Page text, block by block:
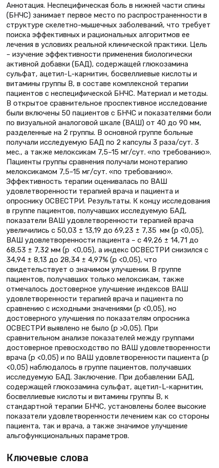
Аннотация. Неспецифическая боль в нижней части спины
(БНЧС) занимает первое место по распространенности в
структуре скелетно-мышечных заболеваний, что требует
поиска эффективных и рациональных алгоритмов ее
лечения в условиях реальной клинической практики. Цель
– изучение эффективности применения биологически
активной добавки (БАД), содержащей глюкозамина
сульфат, ацетил-L-карнитин, босвеллиевые кислоты и
витамины группы B, в составе комплексной терапии
пациентов с неспецифической БНЧС. Материал и методы.
В открытое сравнительное проспективное исследование
были включены 50 пациентов с БНЧС и показателями боли
по визуальной аналоговой шкале (ВАШ) от 40 до 90 мм,
разделенные на 2 группы. В основной группе больные
получали исследуемую БАД по 2 капсулы 3 раза/сут. 3
мес., а также мелоксикам 7,5–15 мг/сут. «по требованию».
Пациенты группы сравнения получали монотерапию
мелоксикамом 7,5–15 мг/сут. «по требованию».
Эффективность терапии оценивалась по ВАШ
удовлетворенности терапией врача и пациента и
опроснику ОСВЕСТРИ. Результаты. К концу исследования
в группе пациентов, получавших исследуемую БАД,
показатели ВАШ удовлетворенности терапией врача
увеличились с 50,03 ± 13,19 до 69,23 ± 7,35 мм (p <0,05),
ВАШ удовлетворенности пациента – с 49,26 ± 14,71 до
68,53 ± 7,32 мм (p <0,05), а индекс ОСВЕСТРИ снизился с
34,94 ± 8,13 до 28,34 ± 4,97% (p <0,05), что
свидетельствует о значимом улучшении. В группе
пациентов, получавших только мелоксикам, также
отмечалось достоверное улучшение индексов ВАШ
удовлетворенности терапией врача и пациента по
сравнению с исходными значениями (р <0,05), но
достоверного улучшения по показателям опросника
ОСВЕСТРИ выявлено не было (р >0,05). При
сравнительном анализе показателей между группами
достоверное превосходство по ВАШ удовлетворенности
врача (р <0,05) и по ВАШ удовлетворенности пациента (р
<0,05) наблюдалось в группе пациентов, получавших
исследуемую БАД. Заключение. При добавлении БАД,
содержащей глюкозамина сульфат, ацетил-L-карнитин,
босвеллиевые кислоты и витамины группы B, к
стандартной терапии БНЧС, установлены более высокие
показатели удовлетворенности лечением как со стороны
пациента, так и врача, а также значимое улучшение
альгофункциональных параметров.
Ключевые слова